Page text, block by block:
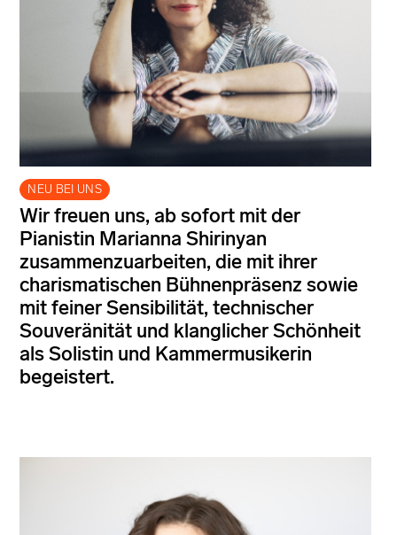
NEU BEI UNS
Wir freuen uns, ab sofort mit der
Pianistin Marianna Shirinyan
zusammenzuarbeiten, die mit ihrer
charismatischen Bühnenpräsenz sowie
mit feiner Sensibilität, technischer
Souveränität und klanglicher Schönheit
als Solistin und Kammermusikerin
begeistert.